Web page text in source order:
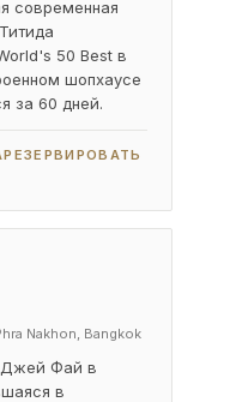
современная
50 Best в
шопхаусе
за 60 дней.
Nakhon, Bangkok
Джей Фай в
в